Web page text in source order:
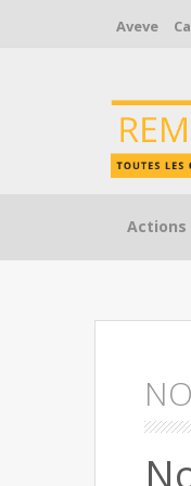
Aveve
Skip to
Actions